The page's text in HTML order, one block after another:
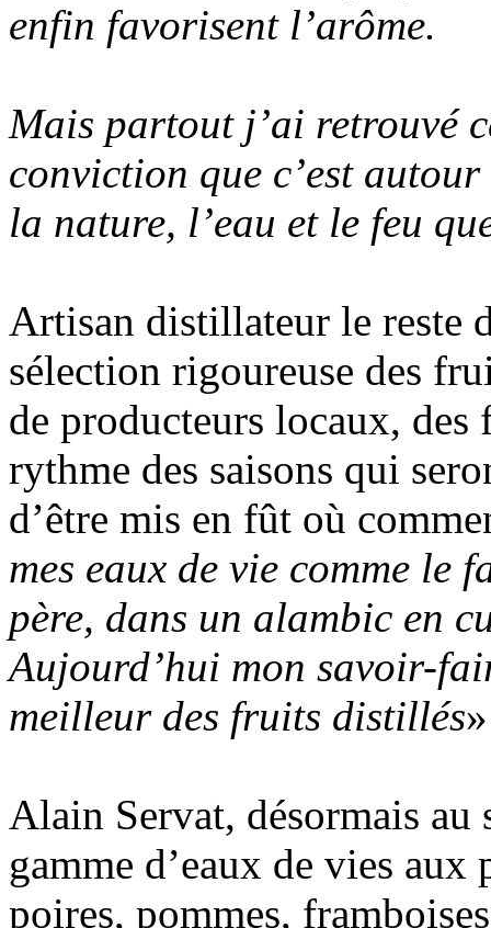
enfin favorisent l’arôme.
Mais partout j’ai retrouvé
conviction que c’est
la nature, l’eau et le feu
Artisan distillateur le reste
sélection rigoureuse des
de producteurs locaux,
rythme des saisons qui
d’être mis en fût où
mes eaux de vie comme le
père, dans un alambic en
Aujourd’hui mon savoir-
meilleur des fruits distillés»
Alain Servat, désormais au
gamme d’eaux de vies
poires, pommes,